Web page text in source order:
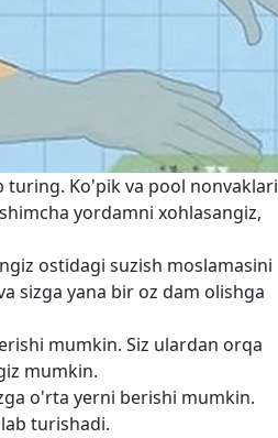
Ko'pik va pool nonvaklari
yordamni xohlasangiz,
ostidagi suzish moslamasini
sizga yana bir oz dam olishga
mumkin. Siz ulardan orqa
mumkin.
o'rta yerni berishi mumkin.
turishadi.